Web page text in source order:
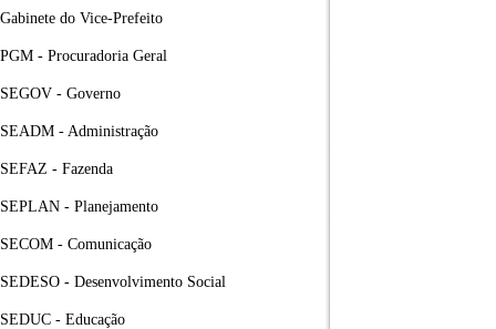
Gabinete do Vice-Prefeito
PGM - Procuradoria Geral
SEGOV - Governo
SEADM - Administração
SEFAZ - Fazenda
SEPLAN - Planejamento
SECOM - Comunicação
SEDESO - Desenvolvimento Social
SEDUC - Educação